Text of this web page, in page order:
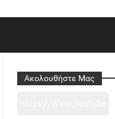
Ακολουθήστε Μας